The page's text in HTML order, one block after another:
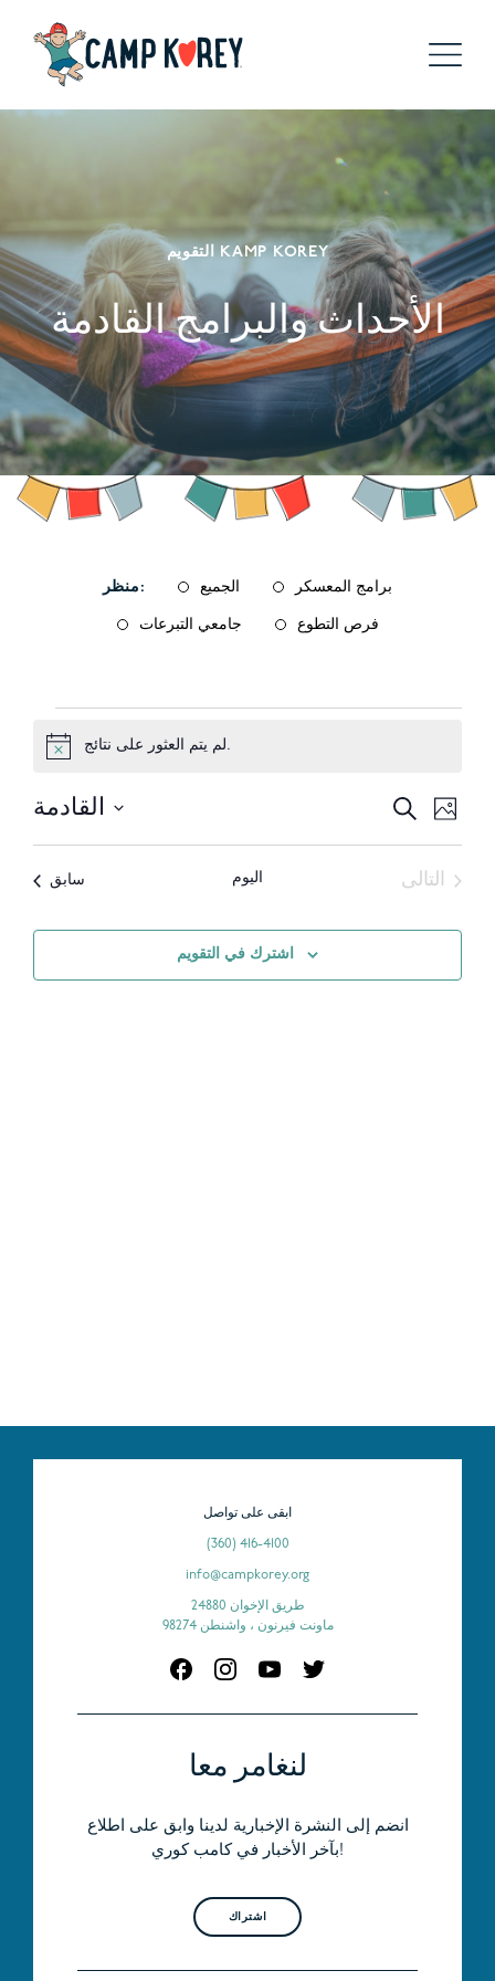
التقويم KAMP KOREY
الأحداث والبرامج القادمة
منظر: الجميع برامج المعسكر
جامعي التبرعات فرص التطوع
الأحداث
Notice
لم يتم العثور على نتائج.
بحث
الأحداث
والتنقل
يبحث
صورة القادمة
حدد
of
events
سابق اليوم
التالى
اشترك في التقويم
لنغامر معا
انضم إلى النشرة الإخبارية لدينا وابق على اطلاع
بآخر الأخبار في كامب كوري!
اشتراك
ابقى على تواصل
(360) 416-4100
info@campkorey.org
24880 طريق الإخوان
ماونت فيرنون ، واشنطن 98274